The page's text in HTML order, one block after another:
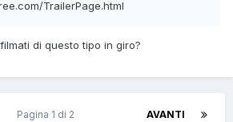
TrailerPage.html
di questo tipo in giro?
AVANTI
Pagina 1 di 2